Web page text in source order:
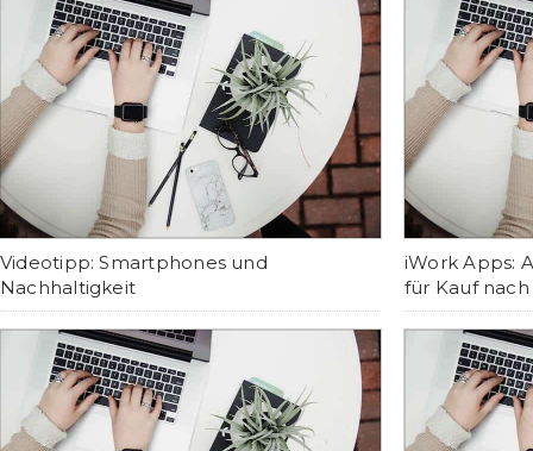
Videotipp: Smartphones und
Nachhaltigkeit
iWork Apps:
für Kauf